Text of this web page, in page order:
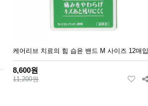
케어리브 치료의 힘 습윤 밴드 M 사이즈 12매입
8,600원
11,200원